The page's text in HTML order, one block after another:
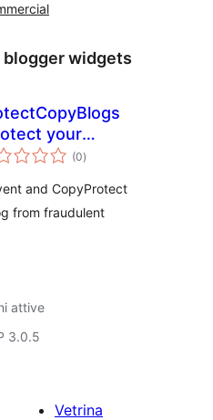
blogger widgets
your
copies]
(0valutazioni
totali
)
and CopyProtect
from fraudulent
attive
3.0.5
Vetrina